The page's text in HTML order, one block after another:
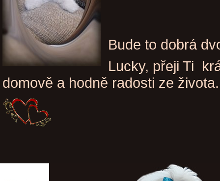
Bude to dobrá
Lucky, přeji Ti
domově a hodně radosti ze